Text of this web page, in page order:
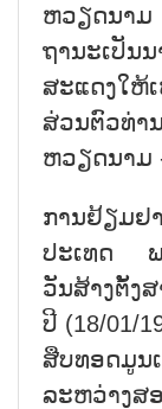
ຫວຽດນາ
ຖານະເປັນ
ສະແດງໃ
ສ່ວນຕົວ
ຫວຽດນາມ
ການຢ້ຽມຢ
ປະເທດ ພ
ວັນສ້າງຕັ້ງ
ປີ (18/01/
ສືບທອດມູນ
ລະຫວ່າງ